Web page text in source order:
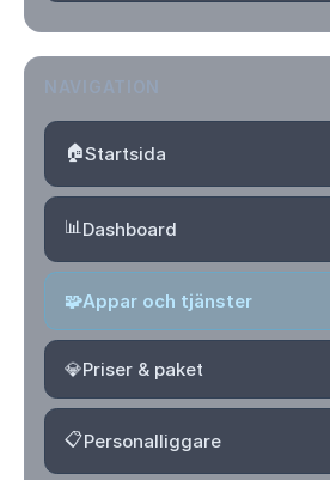
🏠Startsida
📊Dashboard
🧩Appar och tjänster
💎Priser & paket
📋Personalliggare